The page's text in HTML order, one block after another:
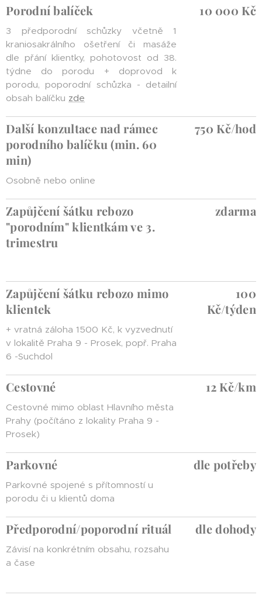
Porodní balíček
3 předporodní schůzky včetně 1
kraniosakrálního ošetření či masáže
dle přání klientky, pohotovost od 38.
týdne do porodu + doprovod k
porodu, poporodní schůzka - detailní
obsah balíčku zde
10 000 Kč
Další konzultace nad rámec
porodního balíčku (min. 60
min)
Osobně nebo online
750 Kč/hod
Zapůjčení šátku rebozo
"porodním" klientkám ve 3.
trimestru
zdarma
Zapůjčení šátku rebozo mimo
klientek
+ vratná záloha 1500 Kč, k vyzvednutí
v lokalitě Praha 9 - Prosek, popř. Praha
6 -Suchdol
100
Kč/týden
Cestovné
Cestovné mimo oblast Hlavního města
Prahy (počítáno z lokality Praha 9 -
Prosek)
12 Kč/km
Parkovné
Parkovné spojené s přítomností u
porodu či u klientů doma
dle potřeby
Předporodní/poporodní rituál
Závisí na konkrétním obsahu, rozsahu
a čase
dle dohody